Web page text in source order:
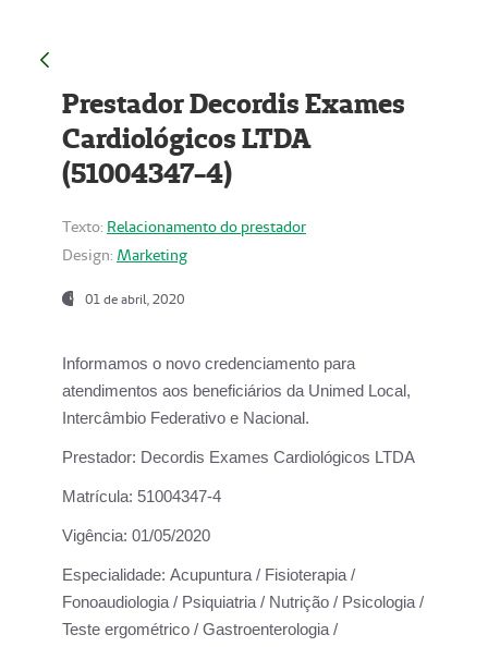
Prestador Decordis Exames
Cardiológicos LTDA
(51004347-4)
Texto: Relacionamento do prestador
Design: Marketing
01 de abril, 2020
Informamos o novo credenciamento para
atendimentos aos beneficiários da Unimed Local,
Intercâmbio Federativo e Nacional.
Prestador: Decordis Exames Cardiológicos LTDA
Matrícula: 51004347-4
Vigência: 01/05/2020
Especialidade: Acupuntura / Fisioterapia /
Fonoaudiologia / Psiquiatria / Nutrição / Psicologia /
Teste ergométrico / Gastroenterologia /